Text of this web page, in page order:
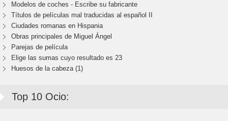
Modelos de coches - Escribe su fabricante
Títulos de películas mal traducidas al español II
Ciudades romanas en Hispania
Obras principales de Miguel Ángel
Parejas de película
Elige las sumas cuyo resultado es 23
Huesos de la cabeza (1)
Top 10 Ocio: